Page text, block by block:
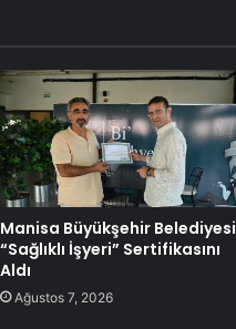
Manisa Büyükşehir Belediyesi
“Sağlıklı İşyeri” Sertifikasını
Aldı
Ağustos 7, 2026